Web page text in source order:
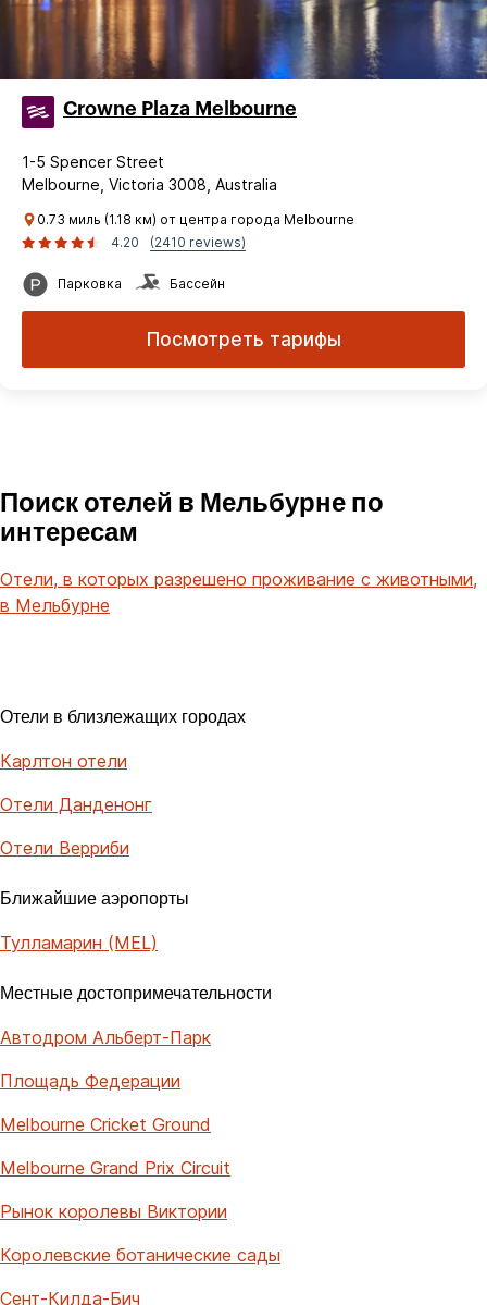
Crowne Plaza Melbourne
1-5 Spencer Street
Melbourne, Victoria 3008, Australia
0.73 миль (1.18 км) от центра города Melbourne
4.20
(2410 reviews)
Парковка Бассейн
Посмотреть тарифы
Поиск отелей в Мельбурне по
интересам
Отели, в которых разрешено проживание с животными,
в Мельбурне
Отели в близлежащих городах
Карлтон отели
Отели Данденонг
Отели Верриби
Ближайшие аэропорты
Тулламарин (MEL)
Местные достопримечательности
Автодром Альберт-Парк
Площадь Федерации
Melbourne Cricket Ground
Melbourne Grand Prix Circuit
Рынок королевы Виктории
Королевские ботанические сады
Сент-Килда-Бич